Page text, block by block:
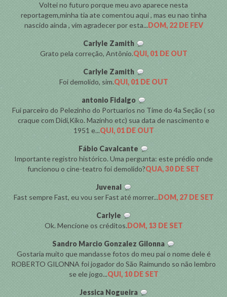
Voltei no futuro porque meu avo aparece nesta
reportagem,minha tia ate comentou aqui , mas eu nao tinha
nascido ainda , vim agradecer por esta...DOM, 22 DE FEV
Carlyle Zamith
Grato pela correção, Antônio.QUI, 01 DE OUT
Carlyle Zamith
Foi demolido, sim.QUI, 01 DE OUT
antonio Fidalgo
Fui parceiro do Pelezinho do Portuarios no Time do 4a Seção ( so
craque com Didi,Kiko. Mazinho etc) sua data de nascimento e
1951 e...QUI, 01 DE OUT
Fábio Cavalcante
Importante registro histórico. Uma pergunta: este prédio onde
funcionou o cine-teatro foi demolido?QUA, 30 DE SET
Juvenal
Fast sempre Fast, eu vou ser Fast até morrer...DOM, 27 DE SET
Carlyle
Ok. Mencione os créditos.DOM, 13 DE SET
Sandro Marcio Gonzalez Gilonna
Gostaria muito que mandasse fotos do meu pai o nome dele é
ROBERTO GILONNA foi jogador do São Raimundo so não lembro
se ele jogo...QUI, 10 DE SET
Jessica Nogueira